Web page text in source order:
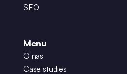
SEO
Menu
O nas
Case studies